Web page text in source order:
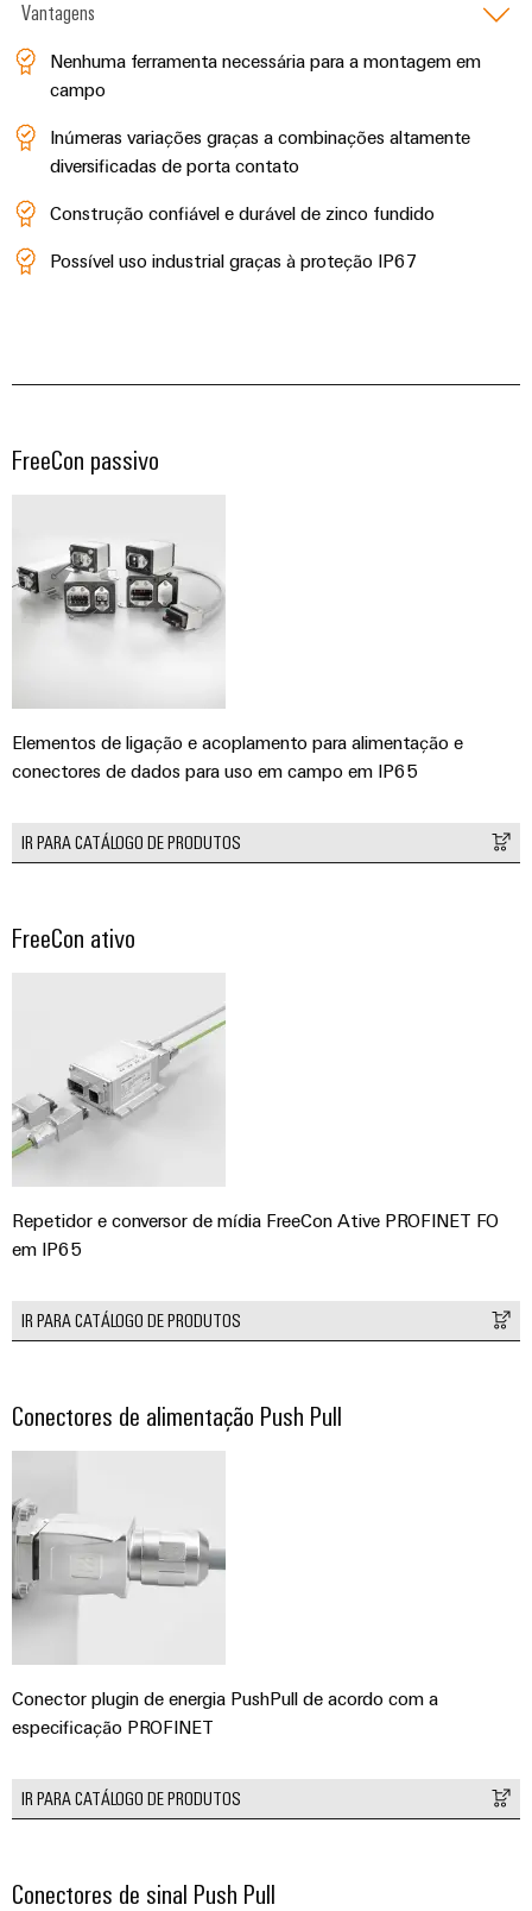
Vantagens
Nenhuma ferramenta necessária para a montagem em
campo
Inúmeras variações graças a combinações altamente
diversificadas de porta contato
Construção confiável e durável de zinco fundido
Possível uso industrial graças à proteção IP67
FreeCon passivo
Elementos de ligação e acoplamento para alimentação e
conectores de dados para uso em campo em IP65
IR PARA CATÁLOGO DE PRODUTOS
FreeCon ativo
Repetidor e conversor de mídia FreeCon Ative PROFINET FO
em IP65
IR PARA CATÁLOGO DE PRODUTOS
Conectores de alimentação Push Pull
Conector plugin de energia PushPull de acordo com a
especificação PROFINET
IR PARA CATÁLOGO DE PRODUTOS
Conectores de sinal Push Pull